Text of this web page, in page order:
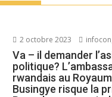
2 octobre 2023
Va – il demander
politique?
rwandais au
Busingye risque la